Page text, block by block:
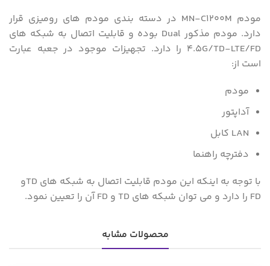
مودم MN-C1200M در دسته بندی مودم های رومیزی قرار
دارد. مودم مذکور Dual بوده و قابلیت اتصال به شبکه های
4.5G/TD-LTE/FD را دارد. تجهیزات موجود در جعبه عبارت
است از:
مودم
آداپتور
LAN کابل
دفترچه راهنما
با توجه به اینکه این مودم قابلیت اتصال به شبکه های TDو
FD را دارد و می توان شبکه های TD و FD آن را تعیین نمود.
محصولات مشابه